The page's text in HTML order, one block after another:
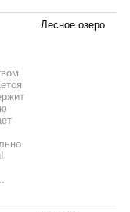
Лесное озеро